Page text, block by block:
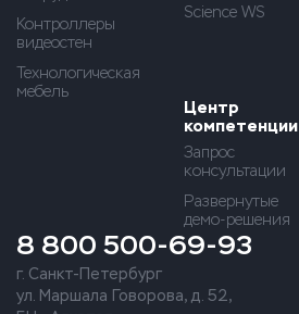
Контроллеры
видеостен
Технологическая
мебель
Science WS
Центр
компетенции
Запрос
консультации
Развернутые
демо-решения
8 800 500-69-93
г. Санкт-Петербург
ул. Маршала Говорова, д. 52,